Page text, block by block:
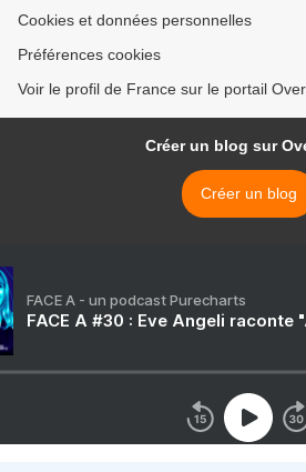
Cookies et données personnelles
Préférences cookies
Voir le profil de France sur le portail
Créer un blog sur
Créer un blog
FACE A - un podcast Purecharts
FACE A #30 : Eve Angeli raconte